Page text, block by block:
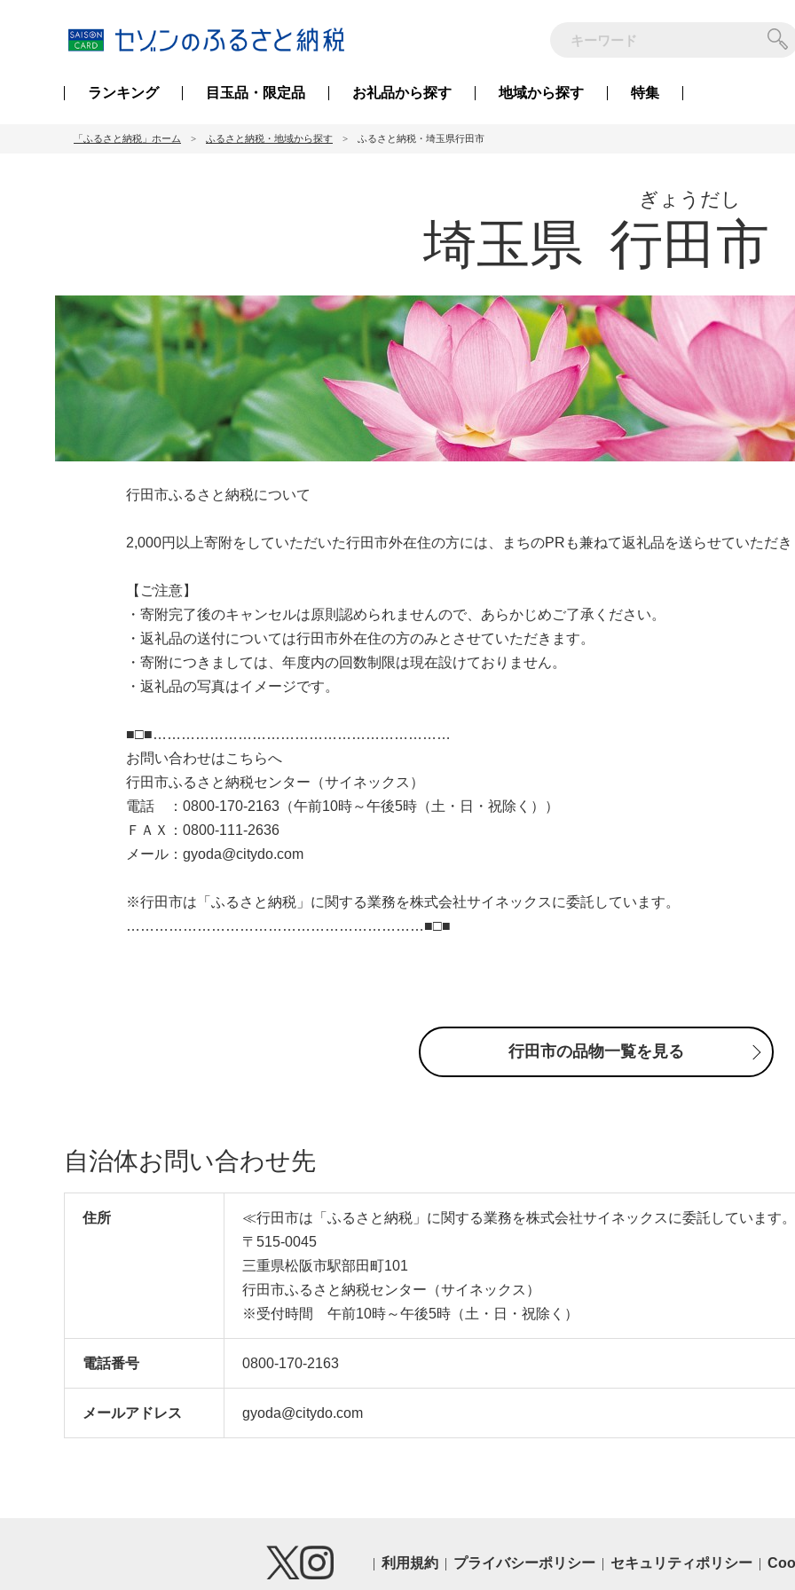
ランキング 目玉品・限定品 お礼品から探す 地域から探す 特集
「ふるさと納税」ホーム ふるさと納税・地域から探す ふるさと納税・埼玉県行田市
埼玉県 行田市
ぎょうだし
行田市ふるさと納税について
2,000円以上寄附をしていただいた行田市外在住の方には、まちのPRも兼ねて返礼品を送らせていただ
【ご注意】
・寄附完了後のキャンセルは原則認められませんので、あらかじめご了承ください。
・返礼品の送付については行田市外在住の方のみとさせていただきます。
・寄附につきましては、年度内の回数制限は現在設けておりません。
・返礼品の写真はイメージです。
■□■………………………………………………………
お問い合わせはこちらへ
行田市ふるさと納税センター（サイネックス）
電話 ：0800-170-2163（午前10時～午後5時（土・日・祝除く））
ＦＡＸ：0800-111-2636
メール：gyoda@citydo.com
※行田市は「ふるさと納税」に関する業務を株式会社サイネックスに委託しています。
………………………………………………………■□■
行田市の品物一覧を見る
自治体お問い合わせ先
住所
≪行田市は「ふるさと納税」に関する業務を株式会社サイネックスに委託しています
〒515-0045
三重県松阪市駅部田町101
行田市ふるさと納税センター（サイネックス）
※受付時間 午前10時～午後5時（土・日・祝除く）
電話番号 0800-170-2163
メールアドレス gyoda@citydo.com
利用規約 プライバシーポリシー セキュリティポリシー